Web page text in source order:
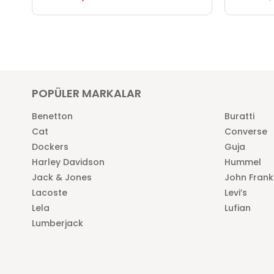
POPÜLER MARKALAR
Benetton
Buratti
Cat
Converse
Dockers
Guja
Harley Davidson
Hummel
Jack & Jones
John Frank
Lacoste
Levi’s
Lela
Lufian
Lumberjack